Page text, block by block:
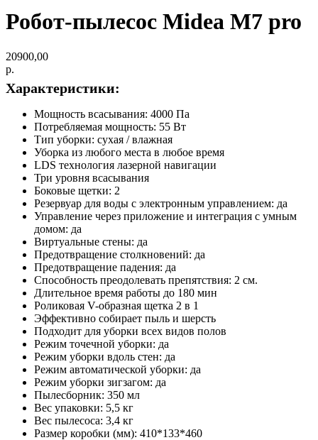
Робот-пылесос Midea M7 pro
20900,00
р.
Характеристики:
Мощность всасывания: 4000 Па
Потребляемая мощность: 55 Вт
Тип уборки: сухая / влажная
Уборка из любого места в любое время
LDS технология лазерной навигации
Три уровня всасывания
Боковые щетки: 2
Резервуар для воды с электронным управлением: да
Управление через приложение и интеграция с умным
домом: да
Виртуальные стены: да
Предотвращение столкновений: да
Предотвращение падения: да
Способность преодолевать препятствия: 2 см.
Длительное время работы до 180 мин
Роликовая V-образная щетка 2 в 1
Эффективно собирает пыль и шерсть
Подходит для уборки всех видов полов
Режим точечной уборки: да
Режим уборки вдоль стен: да
Режим автоматической уборки: да
Режим уборки зигзагом: да
Пылесборник: 350 мл
Вес упаковки: 5,5 кг
Вес пылесоса: 3,4 кг
Размер коробки (мм): 410*133*460